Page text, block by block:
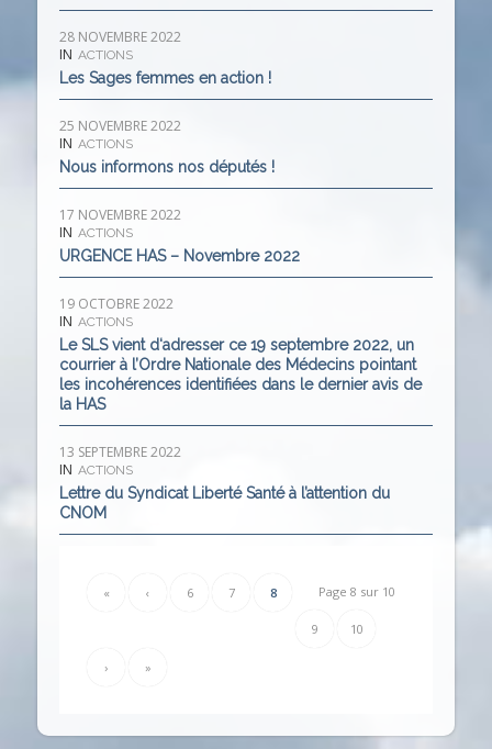
28 NOVEMBRE 2022
IN ACTIONS
Les Sages femmes en action !
25 NOVEMBRE 2022
IN ACTIONS
Nous informons nos députés !
17 NOVEMBRE 2022
IN ACTIONS
URGENCE HAS – Novembre 2022
19 OCTOBRE 2022
IN ACTIONS
Le SLS vient d‘adresser ce 19 septembre 2022, un
courrier à l’Ordre Nationale des Médecins pointant
les incohérences identifiées dans le dernier avis de
la HAS
13 SEPTEMBRE 2022
IN ACTIONS
Lettre du Syndicat Liberté Santé à l’attention du
CNOM
Page 8 sur 10
« ‹ 6 7 8
9 10
› »